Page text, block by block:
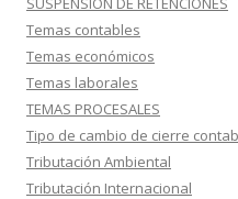
Temas contables
Temas económicos
Temas laborales
TEMAS PROCESALES
Tipo de cambio de cierre
Tributación Ambiental
Tributación Internacional